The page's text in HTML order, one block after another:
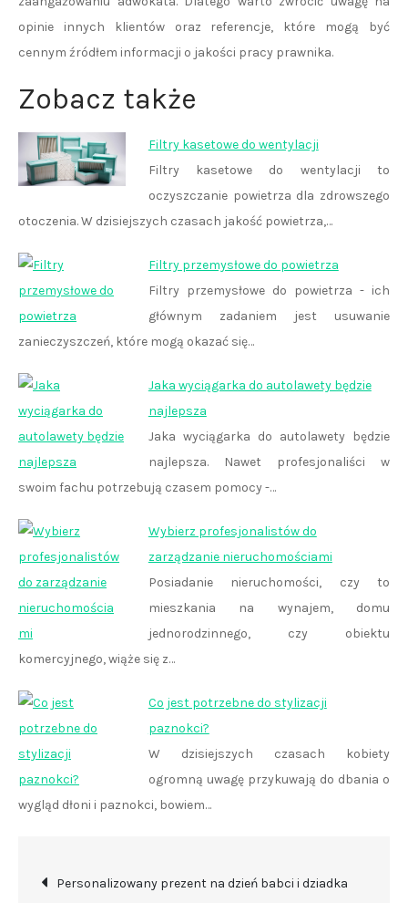
opinie innych klientów oraz referencje, które mogą być
cennym źródłem informacji o jakości pracy prawnika.
Zobacz także
Filtry kasetowe do wentylacji
Filtry kasetowe do wentylacji to
oczyszczanie powietrza dla zdrowszego
otoczenia. W dzisiejszych czasach jakość powietrza,…
Filtry przemysłowe do powietrza
Filtry przemysłowe do powietrza - ich
głównym zadaniem jest usuwanie
zanieczyszczeń, które mogą okazać się…
Jaka wyciągarka do autolawety będzie
najlepsza
Jaka wyciągarka do autolawety będzie
najlepsza. Nawet profesjonaliści w
swoim fachu potrzebują czasem pomocy -…
Wybierz profesjonalistów do
zarządzanie nieruchomościami
Posiadanie nieruchomości, czy to
mieszkania na wynajem, domu
jednorodzinnego, czy obiektu
komercyjnego, wiąże się z…
Co jest potrzebne do stylizacji
paznokci?
W dzisiejszych czasach kobiety
ogromną uwagę przykuwają do dbania o
wygląd dłoni i paznokci, bowiem…
Nawigacja
Personalizowany prezent na dzień babci i dziadka